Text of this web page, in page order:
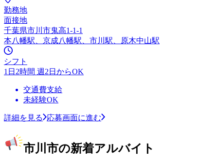
勤務地
面接地
千葉県市川市鬼高1-1-1
本八幡駅、京成八幡駅、市川駅、原木中山駅
シフト
1日2時間 週2日からOK
交通費支給
未経験OK
詳細を見る 応募画面に進む
市川市の新着アルバイト